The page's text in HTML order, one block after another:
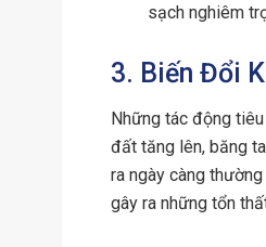
sạch nghiêm
3. Biến Đổi
Những tác động
đất tăng lên, băng
ra ngày càng
gây ra những tổn